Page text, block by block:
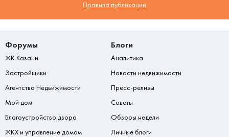
Правила публикации
Форумы
ЖК Казани
Застройщики
Агентства Недвижимости
Мой дом
Благоустройство двора
ЖКХ и управление домом
Блоги
Аналитика
Новости недвижимости
Пресс-релизы
Советы
Обзоры недели
Личные блоги